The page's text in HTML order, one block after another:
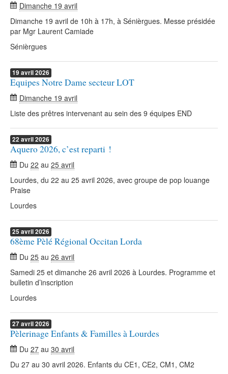
Dimanche 19 avril
Dimanche 19 avril de 10h à 17h, à Sénièrgues. Messe présidée
par Mgr Laurent Camiade
Sénièrgues
19 avril2026
Equipes Notre Dame secteur LOT
Dimanche 19 avril
Liste des prêtres intervenant au sein des 9 équipes END
22 avril2026
Aquero 2026, c’est reparti !
Du 22 au 25 avril
Lourdes, du 22 au 25 avril 2026, avec groupe de pop louange
Praise
Lourdes
25 avril2026
68ème Pèlé Régional Occitan Lorda
Du 25 au 26 avril
Samedi 25 et dimanche 26 avril 2026 à Lourdes. Programme et
bulletin d’inscription
Lourdes
27avril2026
Pèlerinage Enfants & Familles à Lourdes
Du 27 au 30 avril
Du 27 au 30 avril 2026. Enfants du CE1, CE2, CM1, CM2